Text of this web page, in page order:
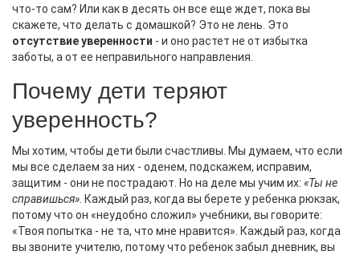
что-то сам? Или как в десять он все еще ждет, пока вы
скажете, что делать с домашкой? Это не лень. Это
отсутствие уверенности - и оно растет не от избытка
заботы, а от ее неправильного направления.
Почему дети теряют
уверенность?
Мы хотим, чтобы дети были счастливы. Мы думаем, что если
мы все сделаем за них - оденем, подскажем, исправим,
защитим - они не пострадают. Но на деле мы учим их: «Ты не
справишься» . Каждый раз, когда вы берете у ребенка рюкзак,
потому что он «неудобно сложил» учебники, вы говорите:
«Твоя попытка - не та, что мне нравится». Каждый раз, когда
вы звоните учителю, потому что ребенок забыл дневник, вы